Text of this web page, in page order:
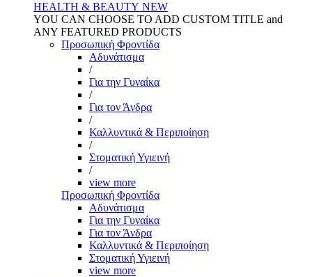
HEALTH & BEAUTY NEW
YOU CAN CHOOSE TO ADD CUSTOM TITLE and
ANY FEATURED PRODUCTS
Προσωπική Φροντίδα
Αδυνάτισμα
/
Για την Γυναίκα
/
Για τον Άνδρα
/
Καλλυντικά & Περιποίηση
/
Στοματική Υγιεινή
/
view more
Προσωπική Φροντίδα
Αδυνάτισμα
Για την Γυναίκα
Για τον Άνδρα
Καλλυντικά & Περιποίηση
Στοματική Υγιεινή
view more